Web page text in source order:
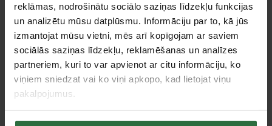
reklāmas, nodrošinātu sociālo saziņas līdzekļu funkcijas
un analizētu mūsu datplūsmu. Informāciju par to, kā jūs
izmantojat mūsu vietni, mēs arī kopīgojam ar saviem
sociālās saziņas līdzekļu, reklamēšanas un analīzes
partneriem, kuri to var apvienot ar citu informāciju, ko
viņiem sniedzat vai ko viņi apkopo, kad lietojat viņu
pakalpojumus.
Tie, kas apskatīja šo preci, tāpat interesējās par...
Failed to load product list.
Apskatītie produkti